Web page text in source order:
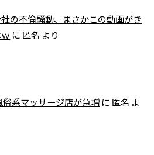
の不倫騒動、まさかこの動画がき
に 匿名 より
系マッサージ店が急増 に 匿名 よ